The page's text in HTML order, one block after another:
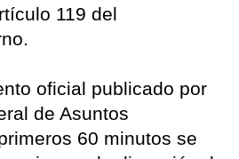
119 del
oficial publicado por
de Asuntos
60 minutos se